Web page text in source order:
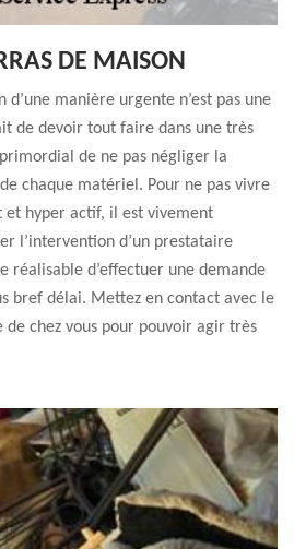
DE MAISON
manière urgente n’est pas une
de devoir tout faire dans une très
de ne pas négliger la
chaque matériel. Pour ne pas vivre
et hyper actif, il est vivement
l’intervention d’un prestataire
réalisable d’effectuer une demande
bref délai. Mettez en contact avec le
chez vous pour pouvoir agir très